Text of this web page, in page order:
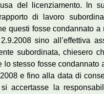
del licenziamento. In
di lavoro
questi fosse condannato
sino all’effettiva
subordinata, chiesero
lo stesso fosse
e fino alla data di
accertasse la